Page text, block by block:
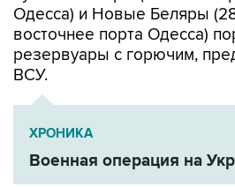
Одесса) и Новые Беляры
восточнее порта Одесса)
резервуары с горючим,
ВСУ.
ХРОНИКА
Военная операция на